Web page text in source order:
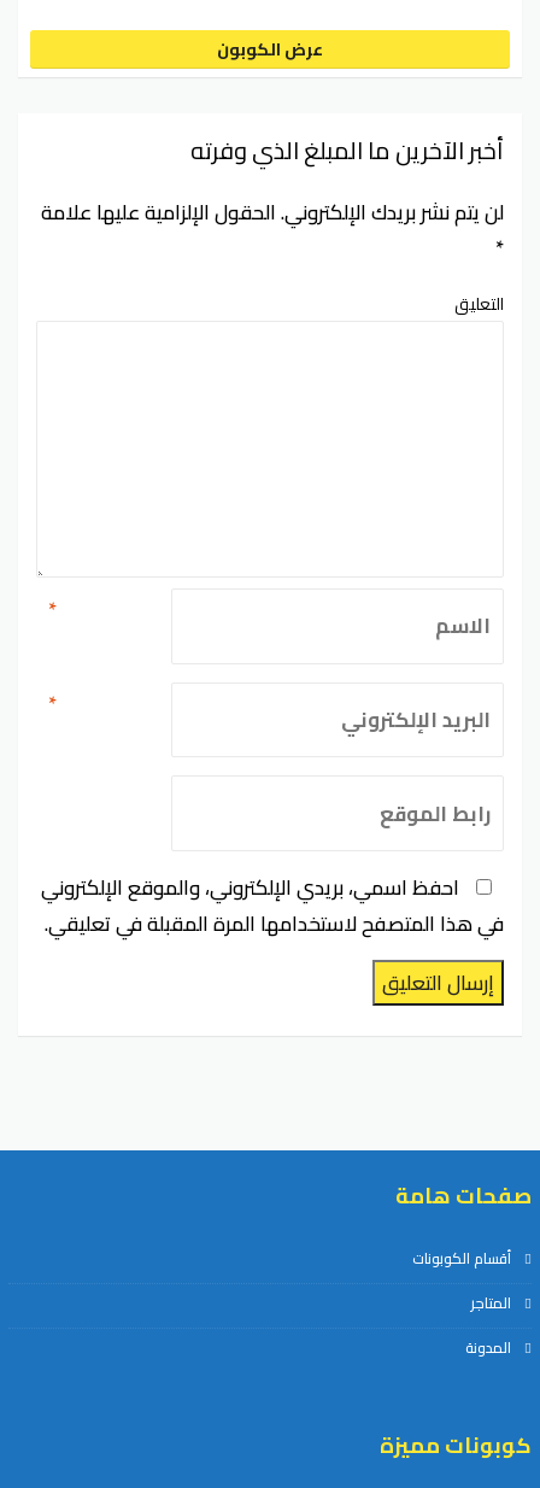
عرض الكوبون
أخبر الآخرين ما المبلغ الذي وفرته
لن يتم نشر بريدك الإلكتروني.الحقول الإلزامية عليها علامة
*
التعليق
*
*
احفظ اسمي، بريدي الإلكتروني، والموقع الإلكتروني
في هذا المتصفح لاستخدامها المرة المقبلة في تعليقي.
إرسال التعليق
صفحات هامة
أقسام الكوبونات
المتاجر
المدونة
كوبونات مميزة